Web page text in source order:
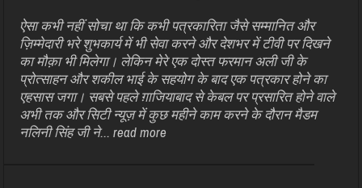
ऐसा कभी नहीं सोचा था कि कभी पत्रकारिता जैसे सम्मानित और
ज़िम्मेदारी भरे शुभकार्य में भी सेवा करने और देशभर में टीवी पर दिखने
का मौक़ा भी मिलेगा। लेकिन मेरे एक दोस्त फरमान अली जी के
प्रोत्साहन और शकील भाई के सहयोग के बाद एक पत्रकार होने का
एहसास जगा। सबसे पहले ग़ाजियाबाद से केबल पर प्रसारित होने वाले
अभी तक और सिटी न्यूज़ में कुछ महीने काम करने के दौरान मैडम
नलिनी सिंह जी ने...read more